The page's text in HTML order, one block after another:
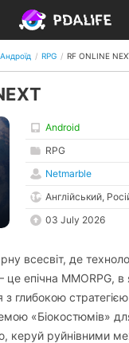
RPG RF ONLINE
Android
RPG
Netmarble
Англійський,
03 July 2026
всесвіт, де
епічна MMORPG, в
глибокою
«Біокостюмів»
керуй руйнівними